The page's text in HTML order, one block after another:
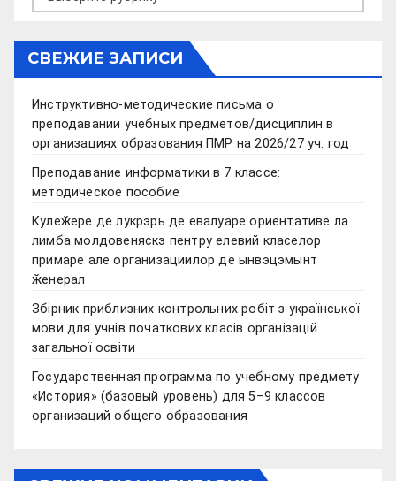
СВЕЖИЕ ЗАПИСИ
Инструктивно-методические письма о
преподавании учебных предметов/дисциплин в
организациях образования ПМР на 2026/27 уч. год
Преподавание информатики в 7 классе:
методическое пособие
Кулеӂере де лукрэрь де евалуаре ориентативе ла
лимба молдовеняскэ пентру елевий класелор
примаре але организациилор де ынвэцэмынт
ӂенерал
Збірник приблизних контрольних робіт з української
мови для учнів початкових класів організацій
загальної освіти
Государственная программа по учебному предмету
«История» (базовый уровень) для 5–9 классов
организаций общего образования